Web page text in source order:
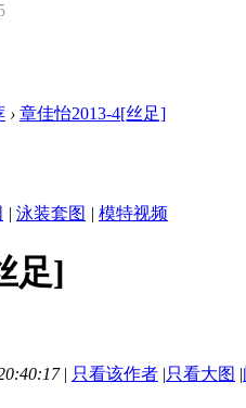
› 章佳怡2013-4[丝足]
| 泳装套图 | 模特视频
足]
| 只看该作者 |只看大图 |